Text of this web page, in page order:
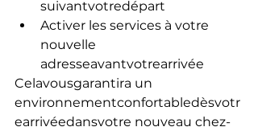
suivantvotredépart
Activer les services à votre
nouvelle
adresseavantvotrearrivée
Celavousgarantira un
environnementconfortabledèsvotr
earrivéedansvotre nouveau chez-